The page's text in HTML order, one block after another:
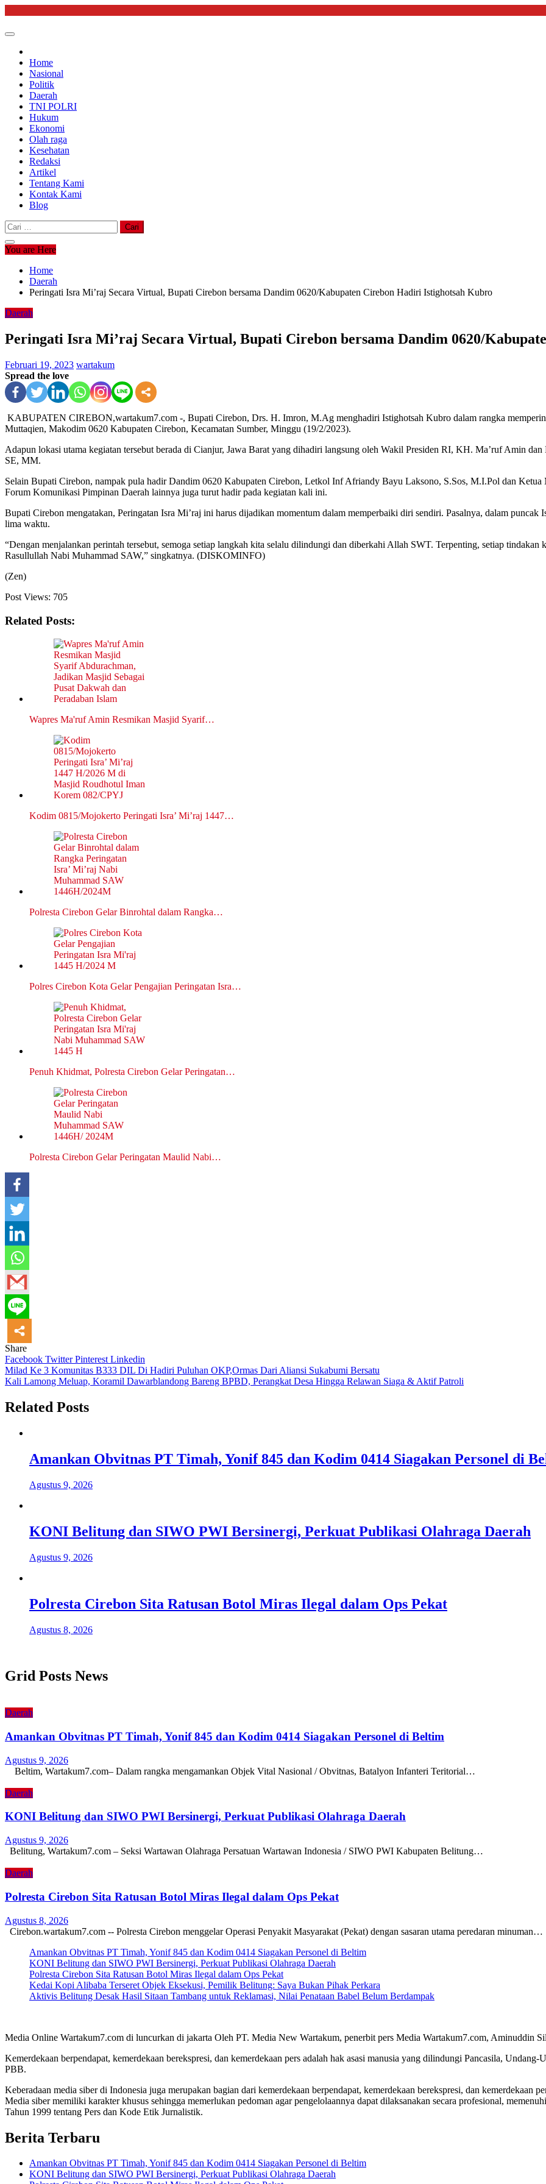
content
Home
Nasional
Politik
Daerah
TNI POLRI
Hukum
Ekonomi
Olah raga
Kesehatan
Redaksi
Artikel
Tentang Kami
Kontak Kami
Blog
Cari
untuk:
You are Here
Home
Daerah
Peringati Isra Mi’raj Secara Virtual, Bupati Cirebon bersama Dandim 0620/Kabupaten Cirebon Hadiri Istighotsah Kubro
Daerah
Peringati Isra Mi’raj Secara Virtual, Bupati Cirebon bersama Dandim 0620/
Februari 19, 2023 wartakum
Spread the love
KABUPATEN CIREBON,wartakum7.com -, Bupati Cirebon, Drs. H. Imron, M.Ag menghadiri Istighotsah Kubro dalam rangka
Muttaqien, Makodim 0620 Kabupaten Cirebon, Kecamatan Sumber, Minggu (19/2/2023).
Adapun lokasi utama kegiatan tersebut berada di Cianjur, Jawa Barat yang dihadiri langsung oleh Wakil Presiden RI, KH. Ma’ruf Amin
SE, MM.
Selain Bupati Cirebon, nampak pula hadir Dandim 0620 Kabupaten Cirebon, Letkol Inf Afriandy Bayu Laksono, S.Sos, M.I.Pol dan
Forum Komunikasi Pimpinan Daerah lainnya juga turut hadir pada kegiatan kali ini.
Bupati Cirebon mengatakan, Peringatan Isra Mi’raj ini harus dijadikan momentum dalam memperbaiki diri sendiri. Pasalnya, dalam puncak
lima waktu.
“Dengan menjalankan perintah tersebut, semoga setiap langkah kita selalu dilindungi dan diberkahi Allah SWT. Terpenting, setiap
Rasullullah Nabi Muhammad SAW,” singkatnya. (DISKOMINFO)
(Zen)
Post Views: 705
Related Posts:
Wapres Ma'ruf Amin Resmikan Masjid Syarif…
Kodim 0815/Mojokerto Peringati Isra’ Mi’raj 1447…
Polresta Cirebon Gelar Binrohtal dalam Rangka…
Polres Cirebon Kota Gelar Pengajian Peringatan Isra…
Penuh Khidmat, Polresta Cirebon Gelar Peringatan…
Polresta Cirebon Gelar Peringatan Maulid Nabi…
Share
Facebook TwitterPinterest Linkedin
Navigasi
pos
Milad Ke 3 Komunitas B333 DIL Di Hadiri Puluhan OKP,Ormas Dari Aliansi Sukabumi Bersatu
Kali Lamong Meluap, Koramil Dawarblandong Bareng BPBD, Perangkat Desa Hingga Relawan Siaga & Aktif Patroli
Related Posts
Amankan Obvitnas PT Timah, Yonif 845 dan Kodim 0414 Siagakan Personel di
Agustus 9, 2026
KONI Belitung dan SIWO PWI Bersinergi, Perkuat Publikasi Olahraga Daerah
Agustus 9, 2026
Polresta Cirebon Sita Ratusan Botol Miras Ilegal dalam Ops Pekat
Agustus 8, 2026
Grid Posts News
Daerah
Amankan Obvitnas PT Timah, Yonif 845 dan Kodim 0414 Siagakan Personel di Beltim
Agustus 9, 2026
Beltim, Wartakum7.com– Dalam rangka mengamankan Objek Vital Nasional / Obvitnas, Batalyon Infanteri Teritorial…
Daerah
KONI Belitung dan SIWO PWI Bersinergi, Perkuat Publikasi Olahraga Daerah
Agustus 9, 2026
Belitung, Wartakum7.com – Seksi Wartawan Olahraga Persatuan Wartawan Indonesia / SIWO PWI Kabupaten Belitung…
Daerah
Polresta Cirebon Sita Ratusan Botol Miras Ilegal dalam Ops Pekat
Agustus 8, 2026
Cirebon.wartakum7.com -- Polresta Cirebon menggelar Operasi Penyakit Masyarakat (Pekat) dengan sasaran utama peredaran minuman…
Amankan Obvitnas PT Timah, Yonif 845 dan Kodim 0414 Siagakan Personel di Beltim
KONI Belitung dan SIWO PWI Bersinergi, Perkuat Publikasi Olahraga Daerah
Polresta Cirebon Sita Ratusan Botol Miras Ilegal dalam Ops Pekat
Kedai Kopi Alibaba Terseret Objek Eksekusi, Pemilik Belitung: Saya Bukan Pihak Perkara
Aktivis Belitung Desak Hasil Sitaan Tambang untuk Reklamasi, Nilai Penataan Babel Belum Berdampak
Media Online Wartakum7.com di luncurkan di jakarta Oleh PT. Media New Wartakum, penerbit pers Media Wartakum7.com, Aminuddin
Kemerdekaan berpendapat, kemerdekaan berekspresi, dan kemerdekaan pers adalah hak asasi manusia yang dilindungi Pancasila,
PBB.
Keberadaan media siber di Indonesia juga merupakan bagian dari kemerdekaan berpendapat, kemerdekaan berekspresi, dan kemerdekaan
Media siber memiliki karakter khusus sehingga memerlukan pedoman agar pengelolaannya dapat dilaksanakan secara profesional,
Tahun 1999 tentang Pers dan Kode Etik Jurnalistik.
Berita Terbaru
Amankan Obvitnas PT Timah, Yonif 845 dan Kodim 0414 Siagakan Personel di Beltim
KONI Belitung dan SIWO PWI Bersinergi, Perkuat Publikasi Olahraga Daerah